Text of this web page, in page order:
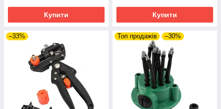
Купити Купити
–33% Топ продажів –30%